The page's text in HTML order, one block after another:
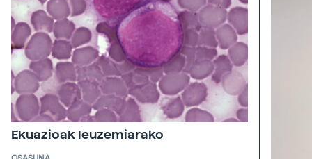
Ekuazioak leuzemiarako